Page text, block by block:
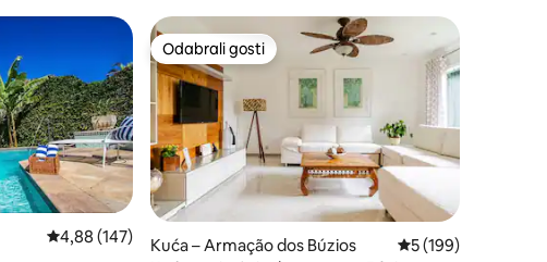
Prosječna ocjena: 4,88/5, recenzija: 147
4,88 (147)
Odabrali gosti
Odabrali gosti
Kuća – Armação dos Búzios Prosječna ocjena:
5 (199)